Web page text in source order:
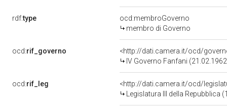
rdf:type
ocd:membroGoverno
membro di Governo
ocd:rif_governo
<http://dati.camera.it/ocd/
IV Governo Fanfani
ocd:rif_leg
<http://dati.camera.it/ocd/
Legislatura III della Repubblica